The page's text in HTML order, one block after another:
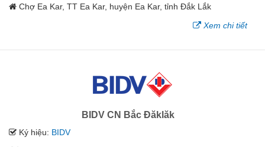
Chợ Ea Kar, TT Ea Kar, huyện Ea Kar, tỉnh Đắk Lắk
Xem chi tiết
BIDV CN Bắc Đăklăk
Ký hiệu: BIDV